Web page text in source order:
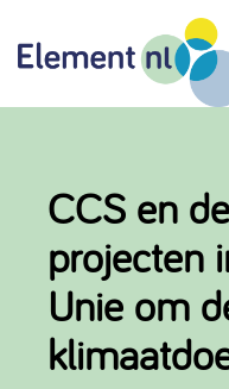
inhoud
CCS en
projecten
Unie om